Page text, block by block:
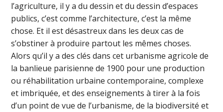
l’agriculture, il y a du dessin et du dessin d’espaces
publics, c’est comme l’architecture, c’est la même
chose. Et il est désastreux dans les deux cas de
s’obstiner à produire partout les mêmes choses.
Alors qu’il y a des clés dans cet urbanisme agricole de
la banlieue parisienne de 1900 pour une production
ou réhabilitation urbaine contemporaine, complexe
et imbriquée, et des enseignements à tirer à la fois
d’un point de vue de l’urbanisme, de la biodiversité et